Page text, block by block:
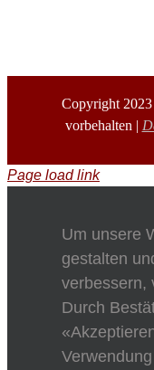
Copyright
vorbehalten |
Page load link
Um unsere
gestalten
verbessern,
Durch